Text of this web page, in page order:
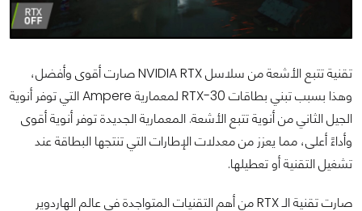
تقنية تتبع الأشعة من سلاسل NVIDIA RTX صارت أقوى وأفضل،
وهذا بسبب تبني بطاقات RTX-30 لمعمارية Ampere التي توفر أنوية
الجيل الثاني من أنوية تتبع الأشعة. المعمارية الجديدة توفر أنوية أقوى
وأداءً أعلى، مما يعزز من معدلات الإطارات التي تنتجها البطاقة عند
تشغيل التقنية أو تعطيلها.
صارت تقنية الـ RTX من أهم التقنيات المتواجدة في عالم الهاردوير